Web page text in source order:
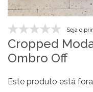
Seja o
Cropped
Ombro Off
Este produto está